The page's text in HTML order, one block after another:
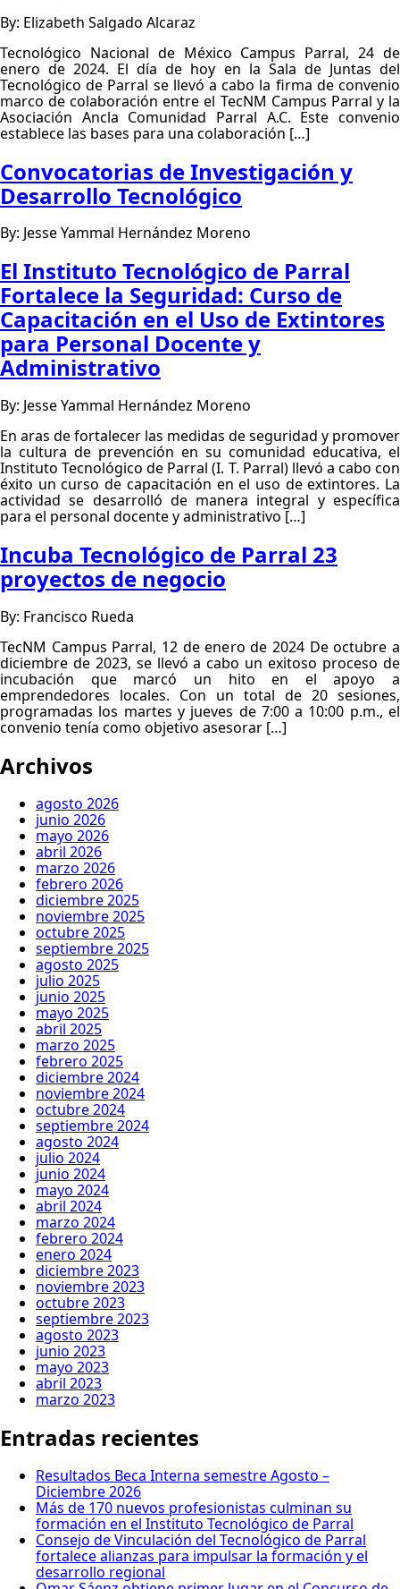
By: Elizabeth Salgado Alcaraz
Tecnológico Nacional de México Campus Parral, 24 de
enero de 2024. El día de hoy en la Sala de Juntas del
Tecnológico de Parral se llevó a cabo la firma de convenio
marco de colaboración entre el TecNM Campus Parral y la
Asociación Ancla Comunidad Parral A.C. Este convenio
establece las bases para una colaboración […]
Convocatorias de Investigación y
Desarrollo Tecnológico
By: Jesse Yammal Hernández Moreno
El Instituto Tecnológico de Parral
Fortalece la Seguridad: Curso de
Capacitación en el Uso de Extintores
para Personal Docente y
Administrativo
By: Jesse Yammal Hernández Moreno
En aras de fortalecer las medidas de seguridad y promover
la cultura de prevención en su comunidad educativa, el
Instituto Tecnológico de Parral (I. T. Parral) llevó a cabo con
éxito un curso de capacitación en el uso de extintores. La
actividad se desarrolló de manera integral y específica
para el personal docente y administrativo […]
Incuba Tecnológico de Parral 23
proyectos de negocio
By: Francisco Rueda
TecNM Campus Parral, 12 de enero de 2024 De octubre a
diciembre de 2023, se llevó a cabo un exitoso proceso de
incubación que marcó un hito en el apoyo a
emprendedores locales. Con un total de 20 sesiones,
programadas los martes y jueves de 7:00 a 10:00 p.m., el
convenio tenía como objetivo asesorar […]
Archivos
agosto 2026
junio 2026
mayo 2026
abril 2026
marzo 2026
febrero 2026
diciembre 2025
noviembre 2025
octubre 2025
septiembre 2025
agosto 2025
julio 2025
junio 2025
mayo 2025
abril 2025
marzo 2025
febrero 2025
diciembre 2024
noviembre 2024
octubre 2024
septiembre 2024
agosto 2024
julio 2024
junio 2024
mayo 2024
abril 2024
marzo 2024
febrero 2024
enero 2024
diciembre 2023
noviembre 2023
octubre 2023
septiembre 2023
agosto 2023
junio 2023
mayo 2023
abril 2023
marzo 2023
Entradas recientes
Resultados Beca Interna semestre Agosto –
Diciembre 2026
Más de 170 nuevos profesionistas culminan su
formación en el Instituto Tecnológico de Parral
Consejo de Vinculación del Tecnológico de Parral
fortalece alianzas para impulsar la formación y el
desarrollo regional